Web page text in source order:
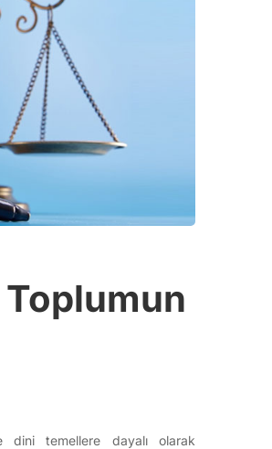
Toplumun
dini temellere dayalı olarak